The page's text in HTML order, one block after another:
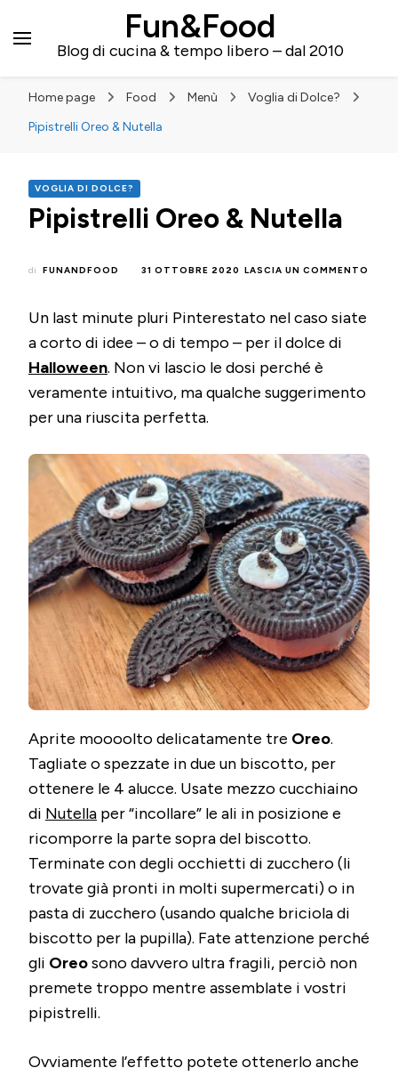
Fun&Food
Blog di cucina & tempo libero – dal 2010
Home page Food Menù
Voglia di Dolce?
Pipistrelli Oreo & Nutella
VOGLIA DI DOLCE?
Pipistrelli Oreo & Nutella
di FUNANDFOOD 31 OTTOBRE 2020 LASCIA UN COMMENTO
Un last minute pluri Pinterestato nel caso siate
a corto di idee – o di tempo – per il dolce di
Halloween. Non vi lascio le dosi perché è
veramente intuitivo, ma qualche suggerimento
per una riuscita perfetta.
Aprite moooolto delicatamente tre Oreo.
Tagliate o spezzate in due un biscotto, per
ottenere le 4 alucce. Usate mezzo cucchiaino
di Nutella per “incollare” le ali in posizione e
ricomporre la parte sopra del biscotto.
Terminate con degli occhietti di zucchero (li
trovate già pronti in molti supermercati) o in
pasta di zucchero (usando qualche briciola di
biscotto per la pupilla). Fate attenzione perché
gli Oreosono davvero ultra fragili, perciò non
premete troppo mentre assemblate i vostri
pipistrelli.
Ovviamente l’effetto potete ottenerlo anche